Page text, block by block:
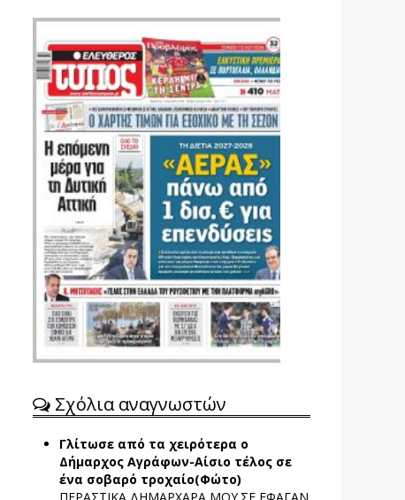
Σχόλια αναγνωστών
Γλίτωσε από τα χειρότερα ο
Δήμαρχος Αγράφων-Αίσιο τέλος σε
ένα σοβαρό τροχαίο(Φώτο)